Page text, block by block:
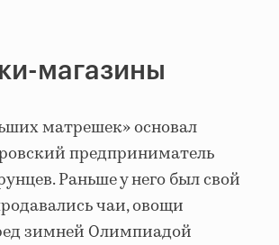
магазины
матрешек» основал
предприниматель
Раньше у него был свой
чаи, овощи
зимней Олимпиадой